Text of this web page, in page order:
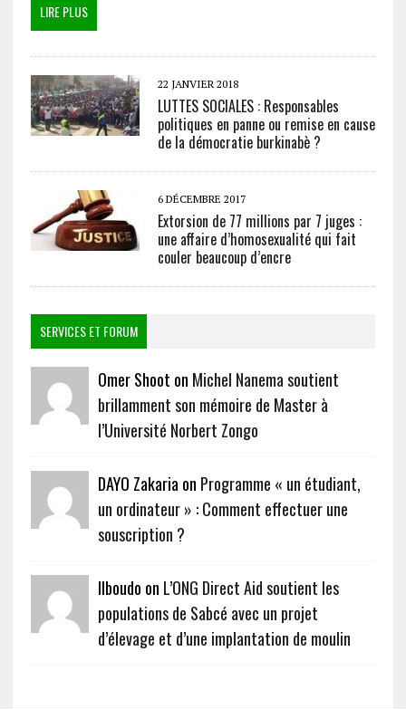
LIRE PLUS
22 JANVIER 2018
LUTTES SOCIALES : Responsables
politiques en panne ou remise en cause
de la démocratie burkinabè ?
6 DÉCEMBRE 2017
Extorsion de 77 millions par 7 juges :
une affaire d’homosexualité qui fait
couler beaucoup d’encre
SERVICES ET FORUM
Omer Shoot on Michel Nanema soutient
brillamment son mémoire de Master à
l’Université Norbert Zongo
DAYO Zakaria on Programme « un étudiant,
un ordinateur » : Comment effectuer une
souscription ?
Ilboudo on L’ONG Direct Aid soutient les
populations de Sabcé avec un projet
d’élevage et d’une implantation de moulin